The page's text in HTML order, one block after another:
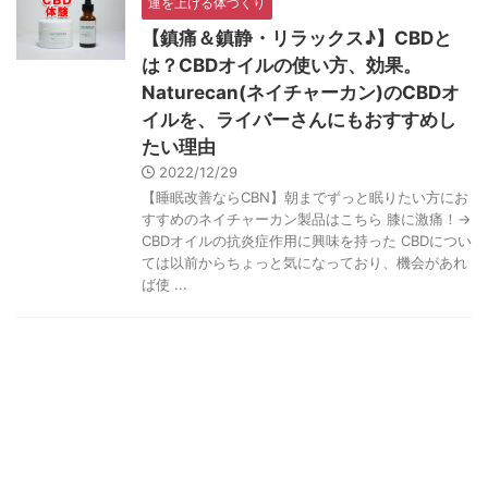
【鎮痛＆鎮静・リラックス♪】CBDと
は？CBDオイルの使い方、効果。
Naturecan(ネイチャーカン)のCBDオ
イルを、ライバーさんにもおすすめし
たい理由
2022/12/29
【睡眠改善ならCBN】朝までずっと眠りたい方にお
すすめのネイチャーカン製品はこちら 膝に激痛！→
CBDオイルの抗炎症作用に興味を持った CBDについ
ては以前からちょっと気になっており、機会があれ
ば使 ...